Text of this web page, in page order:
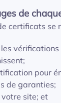
de
certificats se
pour
de garanties;
site; et